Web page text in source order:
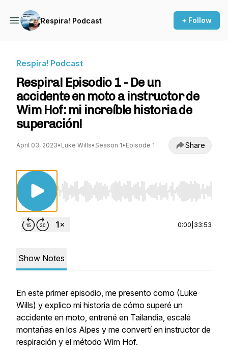
Respira! Podcast + Follow
Respira! Podcast
Respira! Episodio 1 - De un
accidente en moto a instructor de
Wim Hof: mi increíble historia de
superación!
April 03, 2023• Luke Wills• Season 1• Episode 1 Share
Use Left/Right to seek, Home/End to jump to
0:00 33:53
Show Notes
En este primer episodio, me presento como (Luke
Wills) y explico mi historia de cómo superé un
accidente en moto, entrené en Tailandia, escalé
montañas en los Alpes y me convertí en instructor de
respiración y el método Wim Hof.